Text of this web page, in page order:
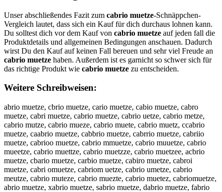
Unser abschließendes Fazit zum cabrio muetze-Schnäppchen-
Vergleich lautet, dass sich ein Kauf für dich durchaus lohnen kann.
Du solltest dich vor dem Kauf von cabrio muetze auf jeden fall die
Produktdetails und allgemeinen Bedingungen anschauen. Dadurch
wirst Du den Kauf auf keinen Fall bereuen und sehr viel Freude an
cabrio muetze haben. Außerdem ist es garnicht so schwer sich für
das richtige Produkt wie cabrio muetze zu entscheiden.
Weitere Schreibweisen:
abrio muetze, cbrio muetze, cario muetze, cabio muetze, cabro
muetze, cabri muetze, cabrio muetze, cabrio uetze, cabrio metze,
cabrio mutze, cabrio mueze, cabrio muete, cabrio muetz, ccabrio
muetze, caabrio muetze, cabbrio muetze, cabrrio muetze, cabriio
muetze, cabrioo muetze, cabrio mmuetze, cabrio muuetze, cabrio
mueetze, cabrio muettze, cabrio muetzze, cabrio muetzee, acbrio
muetze, cbario muetze, carbio muetze, cabiro muetze, cabroi
muetze, cabri omuetze, cabriom uetze, cabrio umetze, cabrio
meutze, cabrio muteze, cabrio muezte, cabrio muetez, cabriomuetze,
abrio muetze, xabrio muetze, sabrio muetze, dabrio muetze, fabrio